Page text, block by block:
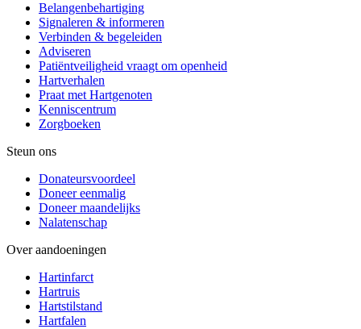
Belangenbehartiging
Signaleren & informeren
Verbinden & begeleiden
Adviseren
Patiëntveiligheid vraagt om openheid
Hartverhalen
Praat met Hartgenoten
Kenniscentrum
Zorgboeken
Steun ons
Donateursvoordeel
Doneer eenmalig
Doneer maandelijks
Nalatenschap
Over aandoeningen
Hartinfarct
Hartruis
Hartstilstand
Hartfalen